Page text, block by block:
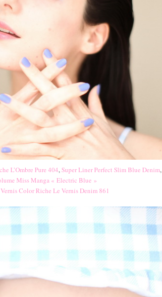
L’Ombre Pure 404,Super Liner Perfect Slim Blue Denim,
Miss Manga « Electric Blue »
Vernis Color Riche Le Vernis Denim 861